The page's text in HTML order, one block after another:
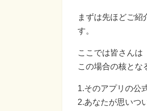
まずは先ほどご
す。
ここでは皆さんは
この場合の核とな
1.そのアプリの公
2.あなたが思いつ